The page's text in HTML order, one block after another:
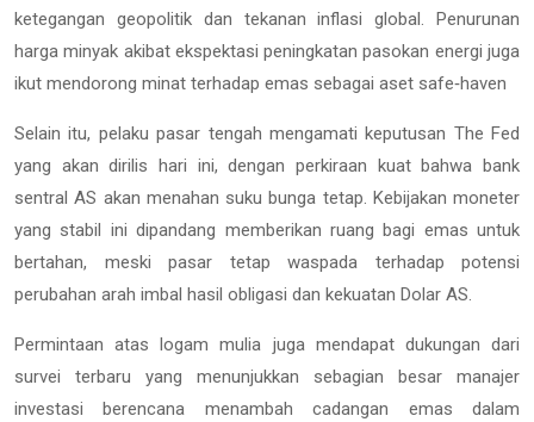
ketegangan geopolitik dan tekanan inflasi global. Penurunan
harga minyak akibat ekspektasi peningkatan pasokan energi juga
ikut mendorong minat terhadap emas sebagai aset safe‑haven
Selain itu, pelaku pasar tengah mengamati keputusan The Fed
yang akan dirilis hari ini, dengan perkiraan kuat bahwa bank
sentral AS akan menahan suku bunga tetap. Kebijakan moneter
yang stabil ini dipandang memberikan ruang bagi emas untuk
bertahan, meski pasar tetap waspada terhadap potensi
perubahan arah imbal hasil obligasi dan kekuatan Dolar AS.
Permintaan atas logam mulia juga mendapat dukungan dari
survei terbaru yang menunjukkan sebagian besar manajer
investasi berencana menambah cadangan emas dalam